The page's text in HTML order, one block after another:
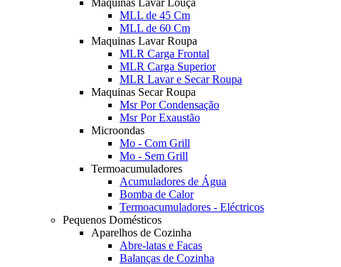
Maquinas Lavar Louça
MLL de 45 Cm
MLL de 60 Cm
Maquinas Lavar Roupa
MLR Carga Frontal
MLR Carga Superior
MLR Lavar e Secar Roupa
Maquinas Secar Roupa
Msr Por Condensação
Msr Por Exaustão
Microondas
Mo - Com Grill
Mo - Sem Grill
Termoacumuladores
Acumuladores de Água
Bomba de Calor
Termoacumuladores - Eléctricos
Pequenos Domésticos
Aparelhos de Cozinha
Abre-latas e Facas
Balanças de Cozinha